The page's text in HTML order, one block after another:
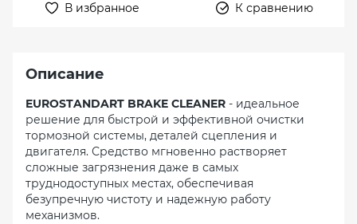
В избранное К сравнению
Описание
EUROSTANDART BRAKE CLEANER - идеальное
решение для быстрой и эффективной очистки
тормозной системы, деталей сцепления и
двигателя. Средство мгновенно растворяет
сложные загрязнения даже в самых
труднодоступных местах, обеспечивая
безупречную чистоту и надежную работу
механизмов.